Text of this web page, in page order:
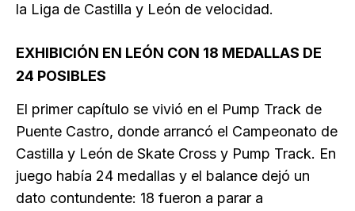
la Liga de Castilla y León de velocidad.
EXHIBICIÓN EN LEÓN CON 18 MEDALLAS DE
24 POSIBLES
El primer capítulo se vivió en el Pump Track de
Puente Castro, donde arrancó el Campeonato de
Castilla y León de Skate Cross y Pump Track. En
juego había 24 medallas y el balance dejó un
dato contundente: 18 fueron a parar a